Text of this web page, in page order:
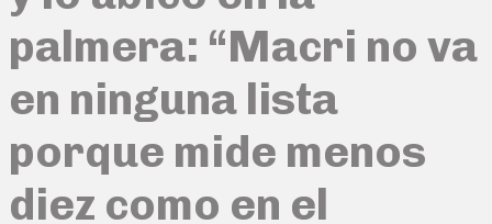
palmera: “Macri no va
en ninguna lista
porque mide menos
diez como en el